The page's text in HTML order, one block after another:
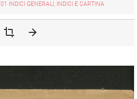
01 INDICI GENERALI, INDICI E CARTINA